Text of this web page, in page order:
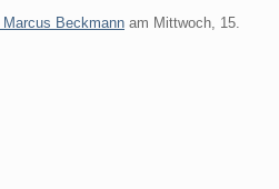
Marcus Beckmann am Mittwoch, 15.